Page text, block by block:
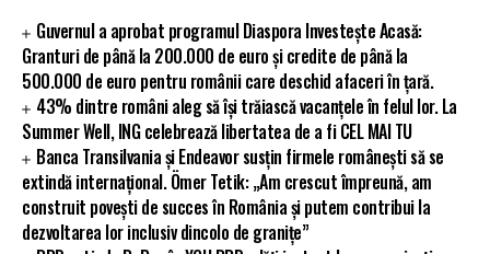
Guvernul a aprobat programul Diaspora Investește Acasă:
Granturi de până la 200.000 de euro și credite de până la
500.000 de euro pentru românii care deschid afaceri în țară.
43% dintre români aleg să își trăiască vacanțele în felul lor. La
Summer Well, ING celebrează libertatea de a fi CEL MAI TU
Banca Transilvania și Endeavor susțin firmele românești să se
extindă internațional. Ömer Tetik: „Am crescut împreună, am
construit povești de succes în România și putem contribui la
dezvoltarea lor inclusiv dincolo de granițe”